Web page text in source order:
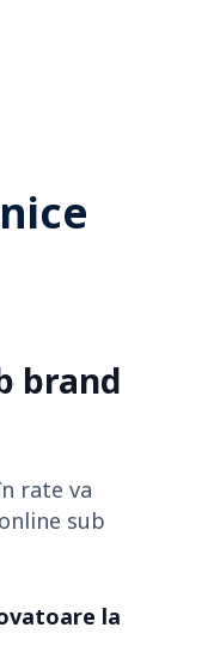
brand
rate va
sub
la